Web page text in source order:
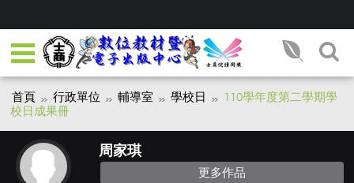
首頁 行政單位 輔導室 學校日
110學年度第二學期學
校日成果冊
周家琪
更多作品